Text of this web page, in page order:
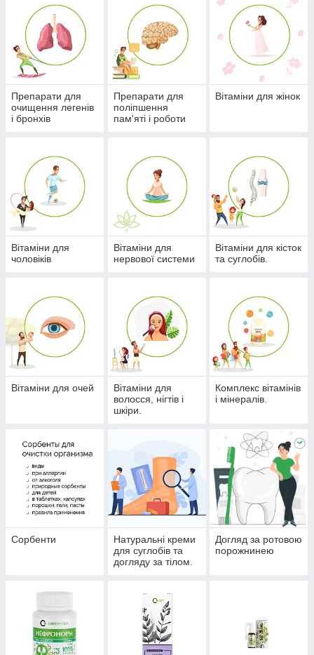
Препарати для
очищення легенів
і бронхів
Препарати для
поліпшення
пам'яті і роботи
Вітаміни для жінок
Вітаміни для
чоловіків
Вітаміни для
нервової системи
Вітаміни для кісток
та суглобів.
Вітаміни для очей
Вітаміни для
волосся, нігтів і
шкіри.
Комплекс вітамінів
і мінералів.
Сорбенти
Натуральні креми
для суглобів та
догляду за тілом.
Догляд за ротовою
порожнинею